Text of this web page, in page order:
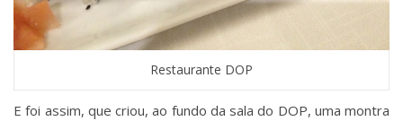
Restaurante DOP
E foi assim, que criou, ao fundo da sala do DOP, uma montra